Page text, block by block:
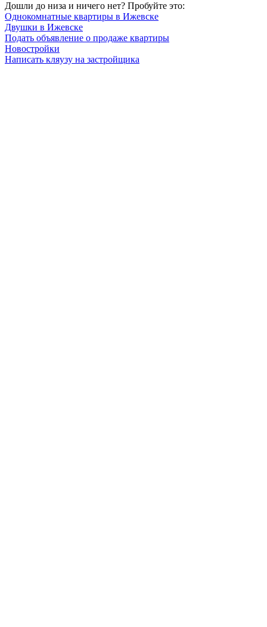
Дошли до низа и ничего нет? Пробуйте это:
Однокомнатные квартиры в Ижевске
Двушки в Ижевске
Подать объявление о продаже квартиры
Новостройки
Написать кляузу на застройщика